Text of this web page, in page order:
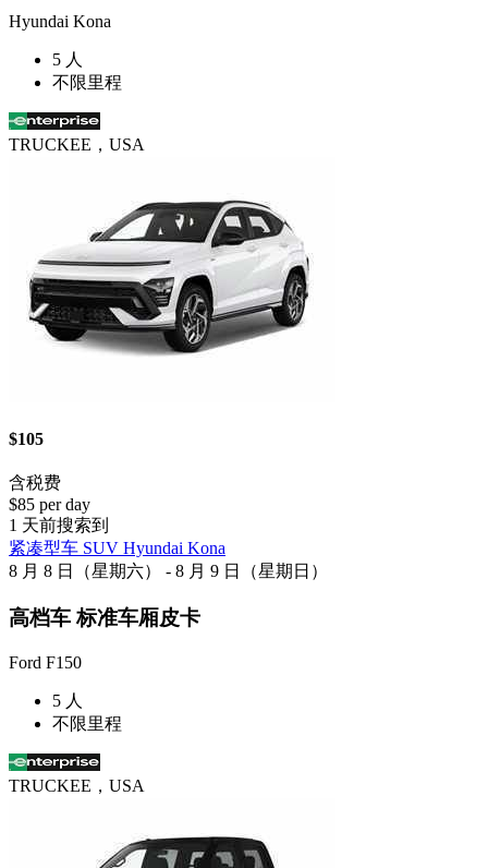
Hyundai Kona
5 人
不限里程
TRUCKEE，USA
$105
含税费
$85 per day
1 天前搜索到
紧凑型车 SUV Hyundai Kona
8 月 8 日（星期六） - 8 月 9 日（星期日）
高档车 标准车厢皮卡
Ford F150
5 人
不限里程
TRUCKEE，USA